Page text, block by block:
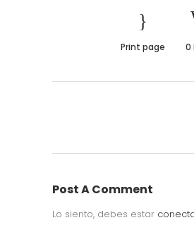
Print page 0
Post A Comment
Lo siento, debes estar